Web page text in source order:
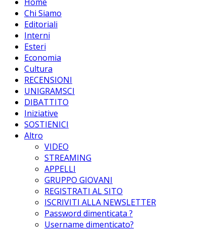
Home
Chi Siamo
Editoriali
Interni
Esteri
Economia
Cultura
RECENSIONI
UNIGRAMSCI
DIBATTITO
Iniziative
SOSTIENICI
Altro
VIDEO
STREAMING
APPELLI
GRUPPO GIOVANI
REGISTRATI AL SITO
ISCRIVITI ALLA NEWSLETTER
Password dimenticata ?
Username dimenticato?